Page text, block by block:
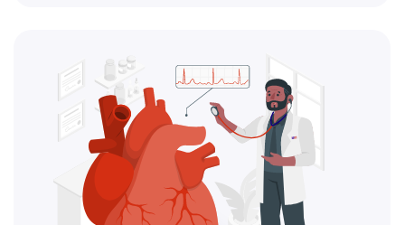
Чекапы
это комплексное обследование,
которое помогает оценить общее
состояние здоровья.